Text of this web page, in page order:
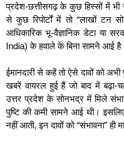
प्रदेश-छत्तीसगढ़ के कुछ हिस्सों में भी
से कुछ रिपोर्टों में तो “लाखों टन
आधिकारिक भू-वैज्ञानिक डेटा या
India) के हवाले के बिना सामने आई
ईमानदारी से कहें तो ऐसे दावों को
खबरें वायरल हुई हैं जो बाद में
उत्तर प्रदेश के सोनभद्र में मिले
पुष्टि की कमी सामने आई थी।
नहीं आती, इन दावों को “संभावना” ही